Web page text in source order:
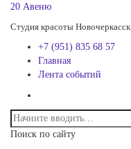
20 Авеню
Студия красоты Новочеркасск
+7 (951) 835 68 57
Главная
Лента событий
Поиск по сайту